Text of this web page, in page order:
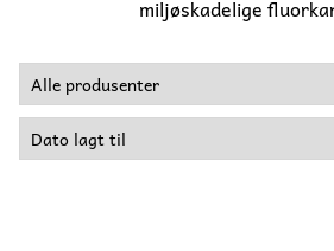
miljøskadelige